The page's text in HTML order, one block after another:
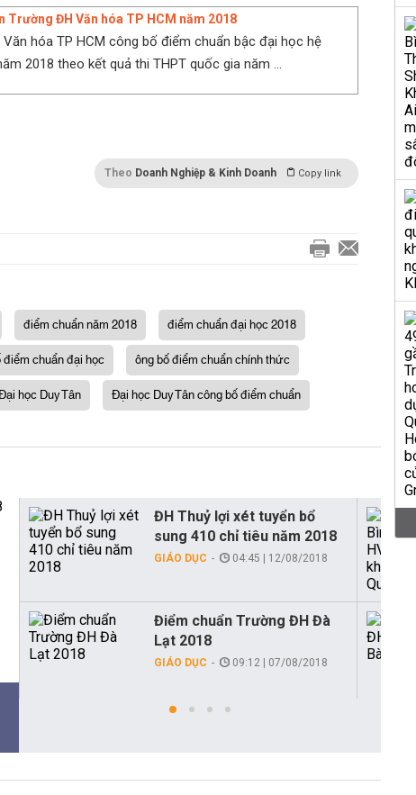
Trường ĐH Văn hóa TP HCM năm 2018
hóa TP HCM công bố điểm chuẩn bậc đại học hệ
2018 theo kết quả thi THPT quốc gia năm ...
Theo Doanh Nghiệp & Kinh Doanh Copy link
điểm chuẩn năm 2018
điểm chuẩn đại học 2018
điểm chuẩn đại học
ông bố điểm chuẩn chính thức
học Duy Tân Đại học Duy Tân công bố điểm chuẩn
ĐH Thuỷ lợi xét tuyển bổ
sung 410 chỉ tiêu năm 2018
GIÁO DỤC 04:45 | 12/08/2018
Điểm chuẩn Trường ĐH Đà
Lạt 2018
GIÁO DỤC 09:12 | 07/08/2018